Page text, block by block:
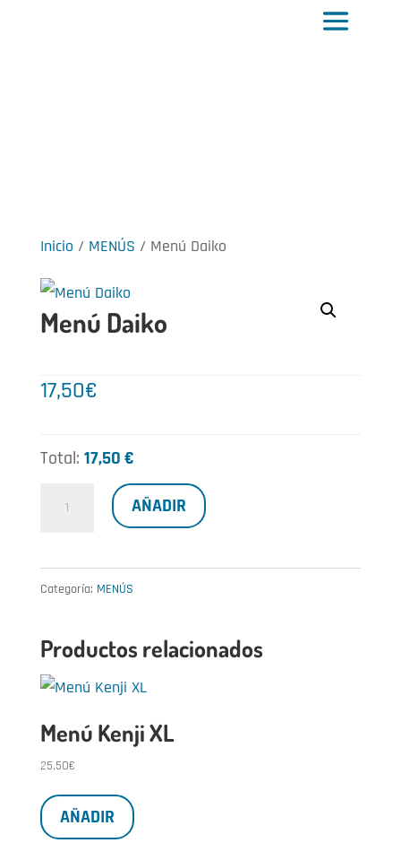
Inicio / MENÚS / Menú Daiko
Menú Daiko
17,50€
Total: 17,50 €
AÑADIR
Categoría: MENÚS
Productos relacionados
Menú Kenji XL
25,50€
AÑADIR